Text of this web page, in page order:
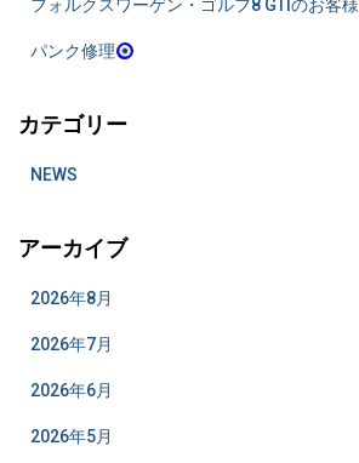
フォルクスワーゲン・ゴルフ8 GTIのお客様
パンク修理
カテゴリー
NEWS
アーカイブ
2026年8月
2026年7月
2026年6月
2026年5月